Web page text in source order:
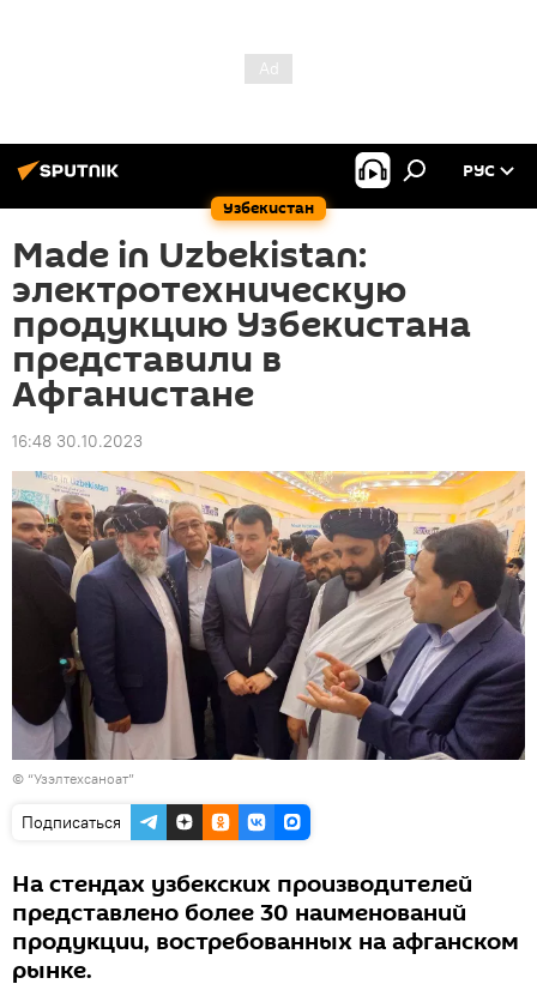
Узбекистан
РУС
Made in Uzbekistan:
электротехническую
продукцию Узбекистана
представили в
Афганистане
16:48 30.10.2023
© “Узэлтехсаноат”
Подписаться
На стендах узбекских производителей
представлено более 30 наименований
продукции, востребованных на афганском
рынке.